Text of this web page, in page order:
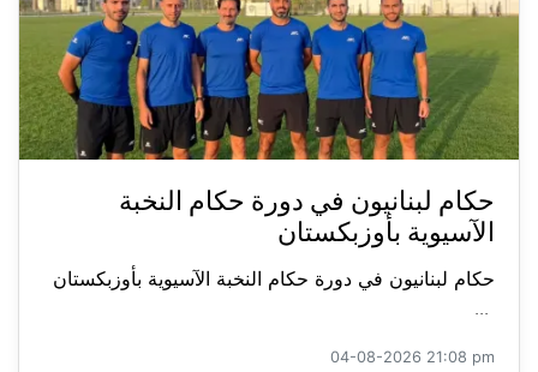
حكام لبنانيون في دورة حكام النخبة
الآسيوية بأوزبكستان
حكام لبنانيون في دورة حكام النخبة الآسيوية بأوزبكستان
...
04-08-2026 21:08 pm